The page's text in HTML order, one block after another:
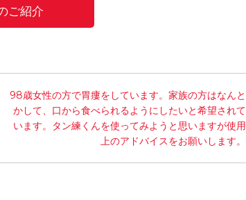
ご紹介
98歳女性の方で胃瘻をしています。家族の方はなんと
かして、口から食べられるようにしたいと希望されて
います。タン練くんを使ってみようと思いますが使用
上のアドバイスをお願いします。